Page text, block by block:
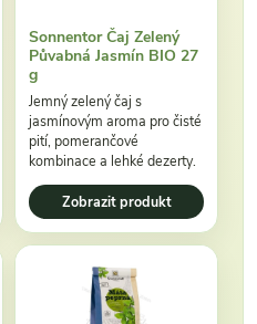
Sonnentor Čaj Zelený
Půvabná Jasmín BIO 27
g
Jemný zelený čaj s
jasmínovým aroma pro čisté
pití, pomerančové
kombinace a lehké dezerty.
Zobrazit produkt